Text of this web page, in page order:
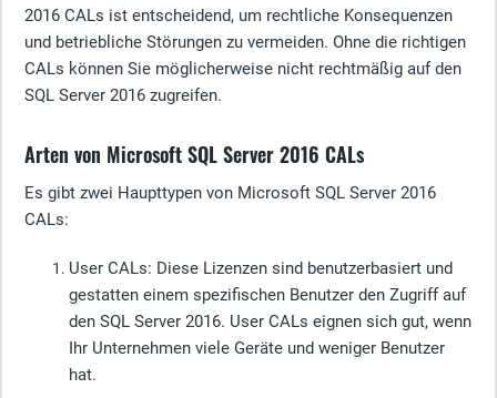
2016 CALs ist entscheidend, um rechtliche Konsequenzen
und betriebliche Störungen zu vermeiden. Ohne die richtigen
CALs können Sie möglicherweise nicht rechtmäßig auf den
SQL Server 2016 zugreifen.
Arten von Microsoft SQL Server 2016 CALs
Es gibt zwei Haupttypen von Microsoft SQL Server 2016
CALs:
User CALs: Diese Lizenzen sind benutzerbasiert und
gestatten einem spezifischen Benutzer den Zugriff auf
den SQL Server 2016. User CALs eignen sich gut, wenn
Ihr Unternehmen viele Geräte und weniger Benutzer
hat.